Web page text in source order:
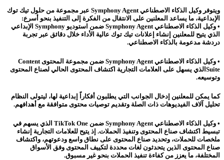
ويتوفر وكيل الذكاء الاصطناعي Symphony Agent عبر مجموعة من حلول تيك توك
الإبداعية، ما يساعد المعلنين على الانتقال من الفكرة إلى التنفيذ بنحو أسرع:
• وكيل الذكاء الاصطناعي Symphony Agent ضمن استوديو Symphony الإبداعي
الذي يتيح للمعلنين إنشاء إعلانات تيك توك عالية الأداء خلال دقائق عبر تجربة
دردشة مدعومة بالذكاء الاصطناعي.
• وكيل الذكاء الاصطناعي Symphony Agent ضمن مجموعة المحتوى Content
Suiteالذي يسهل على العلامات التجارية اكتشاف المحتوى الحالي لصناع المحتوى
وتوسيعه.
كما يمكن للمعلنين إدخال الجوانب التي يطلبون أفكاراً إبداعية لها، ليتولى النظام
تحليل آلاف الفيديوهات ذات الصلة وتقديم توصيات محتوى متوافقة مع أهدافهم.
• وكيل الذكاء الاصطناعي Symphony Agent ضمن TikTok One الذي يسهم في
تبسيط اكتشاف صناع المحتوى وتنفيذ الحملات. إذ يتيح للعلامات التجارية إنشاء
ملخصات للحملات، وتحديد صناع المحتوى على نطاق واسع ودعوتهم، واكتشاف
صناع المحتوى الذين يتحدثون لغات محددة لتكييف المحتوى وفق الأسواق
المختلفة، ما يعزز من كفاءة تنفيذ الحملات بنحو غير مسبوق.